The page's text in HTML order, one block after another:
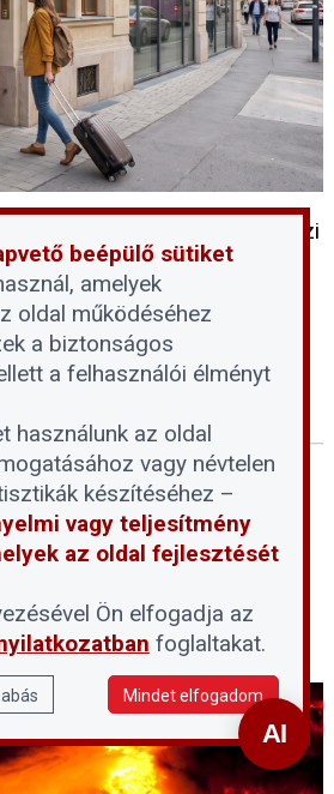
negyedszintű és társasházi
a lakóközösségek jogainak
fel Józsefváros a rövid távú
ellen. A Képviselő-testület
a kormányzati
lép életbe.
a lakóközösség a
jelentette
beépülő sütiket
amelyek
oldal működéséhez
a biztonságos
a felhasználói élményt
használunk az oldal
vagy névtelen
készítéséhez –
vagy teljesítmény
az oldal fejlesztését
Ön elfogadja az
foglaltakat.
Mindet elfogadom